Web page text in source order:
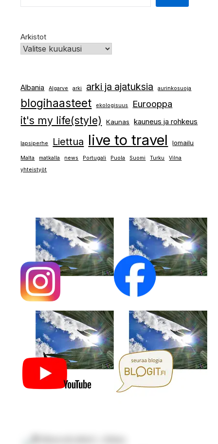
Arkistot
Albania Algarve arki arki ja ajatuksia aurinkosuoja
blogihaasteet ekologisuus Eurooppa
it's my life(style) Kaunas kauneus ja rohkeus
lapsiperhe Liettua live to travel lomailu
Malta matkalla news Portugali Puola Suomi Turku
Vilna
yhteistyöt